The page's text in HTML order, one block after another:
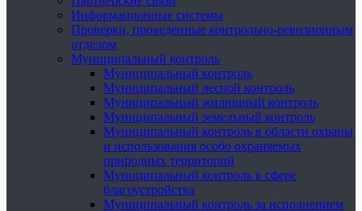
Информационные системы
Проверки, проведенные контрольно-ревизионным
отделом
Муниципальный контроль
Муниципальный контроль
Муниципальный лесной контроль
Муниципальный жилищный контроль
Муниципальный земельный контроль
Муниципальный контроль в области охраны
и использования особо охраняемых
природных территорий
Муниципальный контроль в сфере
благоустройства
Муниципальный контроль за исполнением